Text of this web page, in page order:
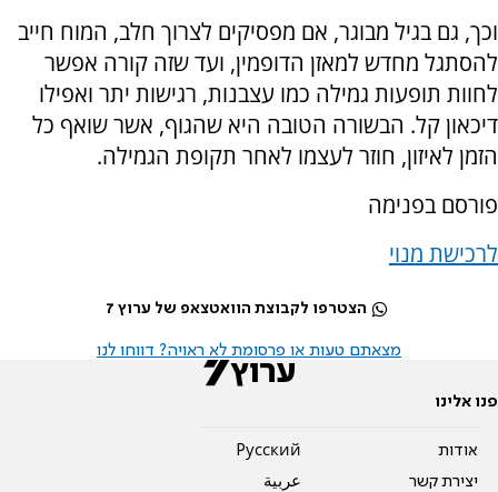
וכך, גם בגיל מבוגר, אם מפסיקים לצרוך חלב, המוח חייב
להסתגל מחדש למאזן הדופמין, ועד שזה קורה אפשר
לחוות תופעות גמילה כמו עצבנות, רגישות יתר ואפילו
דיכאון קל. הבשורה הטובה היא שהגוף, אשר שואף כל
הזמן לאיזון, חוזר לעצמו לאחר תקופת הגמילה.
פורסם בפנימה
לרכישת מנוי
הצטרפו לקבוצת הוואטצאפ של ערוץ 7
מצאתם טעות או פרסומת לא ראויה? דווחו לנו
פנו אלינו
אודות
יצירת קשר
Pусский
عربية